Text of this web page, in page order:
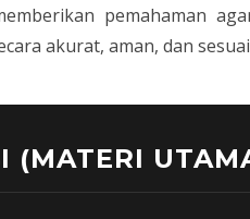
pemahaman
akurat, aman, dan
(MATERI